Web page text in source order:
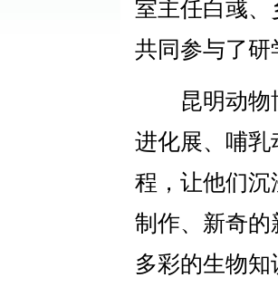
室主任白彧
共同参与了研
昆明动
进化展、哺
程，让他们
制作、新奇
多彩的生物知